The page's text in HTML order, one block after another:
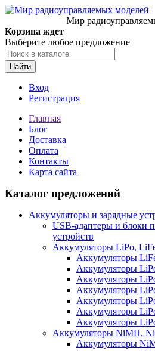
Мир
Корзина ждет
Выберите любое предложение
Найти
Вход
Регистрация
Главная
Блог
Доставка
Оплата
Контакты
Карта сайта
Каталог предложений
Аккумуляторы и зарядные
USB-адаптеры и блоки
устройств
Аккумуляторы LiPo,
Аккумуляторы
Аккумуляторы
Аккумуляторы
Аккумуляторы
Аккумуляторы
Аккумуляторы
Аккумуляторы
Аккумуляторы NiMH,
Аккумуляторы